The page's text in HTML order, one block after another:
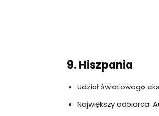
9. Hiszpania
Udział światowego
Największy odbiorca: